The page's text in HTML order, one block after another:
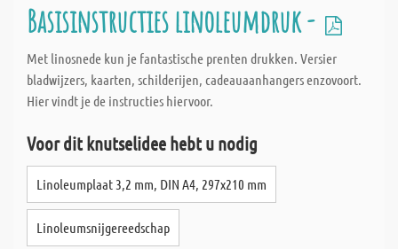
Basisinstructies linoleumdruk -
Met linosnede kun je fantastische prenten drukken. Versier
bladwijzers, kaarten, schilderijen, cadeauaanhangers enzovoort.
Hier vindt je de instructies hiervoor.
Voor dit knutselidee hebt u nodig
Linoleumplaat 3,2 mm, DIN A4, 297x210 mm
Linoleumsnijgereedschap